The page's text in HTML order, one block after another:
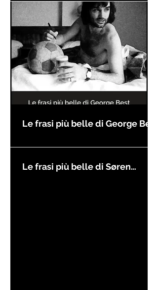
Le frasi più belle di George Best
Le frasi più belle di Søren